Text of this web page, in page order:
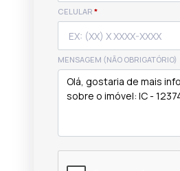
CELULAR *
MENSAGEM (NÃO OBRIGATÓRIO)